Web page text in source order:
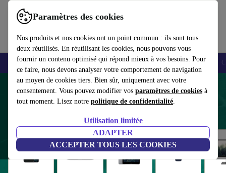
Paramètres des cookies
Nos produits et nos cookies ont un point commun : ils sont tous
deux réutilisés. En réutilisant les cookies, nous pouvons vous
fournir un contenu optimisé qui répond mieux à vos besoins. Pour
ce faire, nous devons analyser votre comportement de navigation
au moyen de cookies tiers. Bien sûr, uniquement avec votre
consentement. Vous pouvez modifier vos paramètres de cookies à
tout moment. Lisez notre politique de confidentialité.
Utilisation limitée
ADAPTER
ACCEPTER TOUS LES COOKIES
Smartphones Laptops Tablettes Montres connectées Accessoires
Produits reconditionnés avec au moins
12 mois de garantie